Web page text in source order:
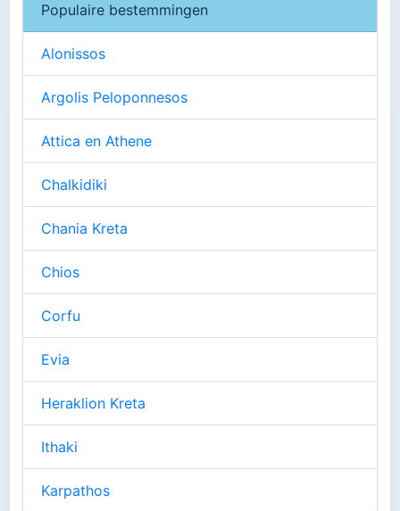
Populaire bestemmingen
Alonissos
Argolis Peloponnesos
Attica en Athene
Chalkidiki
Chania Kreta
Chios
Corfu
Evia
Heraklion Kreta
Ithaki
Karpathos